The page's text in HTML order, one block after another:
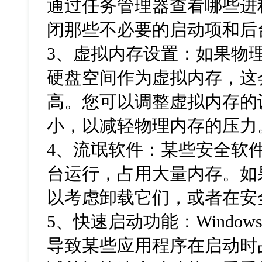
通过任务管理器查看哪些
闭那些不必要的启动项和
3、虚拟内存设置：如果物
硬盘空间作为虚拟内存，
高。您可以调整虚拟内存
小，以减轻物理内存的压力
4、流氓软件：某些安全软
台运行，占用大量内存。
以考虑卸载它们，或者在
5、快速启动功能：
导致某些应用程序在启动